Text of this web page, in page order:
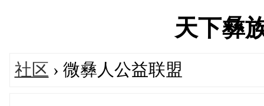
天下彝
社区 › 微彝人公益联盟